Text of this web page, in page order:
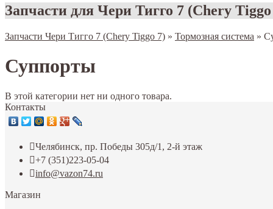
Запчасти для Чери Тигго 7 (Chery Tiggo
Запчасти Чери Тигго 7 (Chery Tiggo 7) » Тормозная система »
Суппорты
В этой категории нет ни одного товара.
Контакты
Челябинск, пр. Победы 305д/1, 2-й этаж
+7 (351)223-05-04
info@vazon74.ru
Магазин